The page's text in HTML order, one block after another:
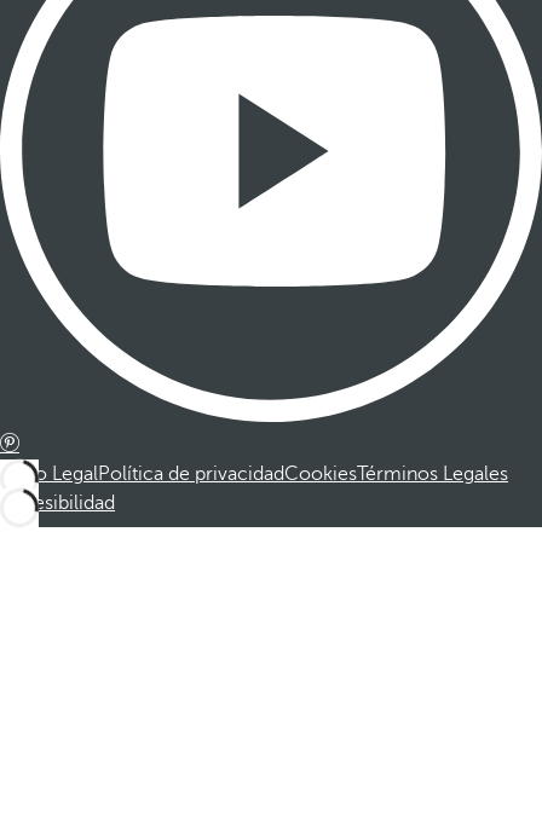
Aviso LegalPolítica de privacidadCookiesTérminos Legales
Accesibilidad